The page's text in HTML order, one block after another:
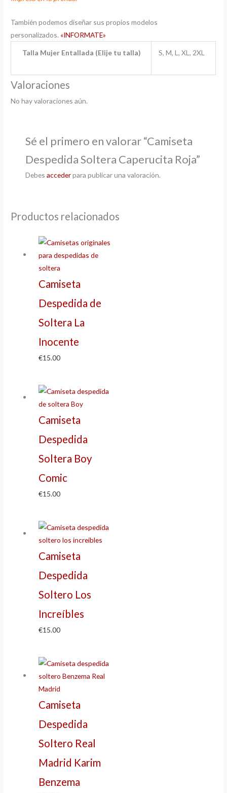
También podemos diseñar sus propios modelos
personalizados. «INFORMATE»
Talla Mujer Entallada (Elije tu talla) S, M, L, XL, 2XL
Valoraciones
No hay valoraciones aún.
Sé el primero en valorar “Camiseta
Despedida Soltera Caperucita Roja”
Debesaccederpara publicar una valoración.
Productos relacionados
Camiseta
Despedida de
Soltera La
Inocente
€15.00
Camiseta
Despedida
Soltera Boy
Comic
€15.00
Camiseta
Despedida
Soltero Los
Increíbles
€15.00
Camiseta
Despedida
Soltero Real
Madrid Karim
Benzema